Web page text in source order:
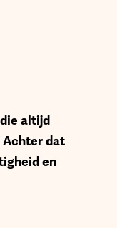
altijd
Achter dat
en